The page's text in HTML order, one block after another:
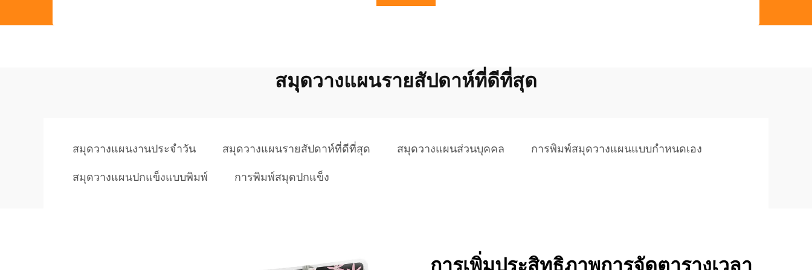
สมุดวางแผนรายสัปดาห์ที่ดีที่สุด
สมุดวางแผนงานประจำวัน สมุดวางแผนรายสัปดาห์ที่ดีที่สุด สมุดวางแผนส่วนบุคคล การพิมพ์สมุดวางแผนแบบกำหนดเอง
สมุดวางแผนปกแข็งแบบพิมพ์ การพิมพ์สมุดปกแข็ง
การเพิ่มประสิทธิภาพการจัดตารางเวลา